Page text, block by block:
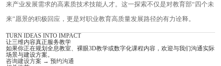
来产业发展需求的高素质技术技能人才。这一探索不仅是对教育部“四个未
来”愿景的积极回应，更是对职业教育高质量发展路径的有力诠释。
TURN IDEAS INTO IMPACT
让三维内容真正服务教学
如果你正在规划全息教室、裸眼3D教学或数字化课程内容，欢迎与我们沟通实际
场景与建设方案。
咨询建设方案 → 预约沟通